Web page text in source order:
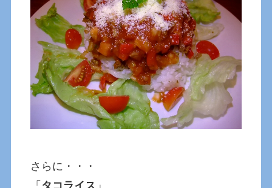
さらに・・・